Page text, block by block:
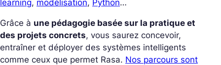
learning, modélisation, Python…
Grâce à une pédagogie basée sur la pratique et
des projets concrets, vous saurez concevoir,
entraîner et déployer des systèmes intelligents
comme ceux que permet Rasa. Nos parcours sont